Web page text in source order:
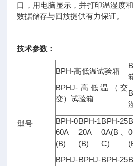
口，用电脑显示，并打印温湿度
数据储存与回放提供有力保证。
技术参数：
型号
BPH-高低温试验箱
BPHJ-高低温（交
变）试验箱
BPH-0
60A
(B)
BPHJ-
BPH-1
20A
(B)
BPHJ-
BPH-25
0A(B、
C)
BPH-25